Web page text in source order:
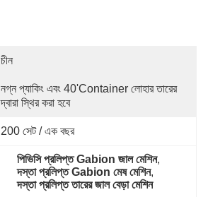
চীন
নগ্ন প্যাকিং এবং 40'container লোহার তারের
দ্বারা স্থির করা হবে
200 সেট / এক বছর
পিভিসি প্রলিপ্ত Gabion জাল মেশিন,
দস্তা প্রলিপ্ত Gabion মেষ মেশিন,
দস্তা প্রলিপ্ত তারের জাল বেড়া মেশিন